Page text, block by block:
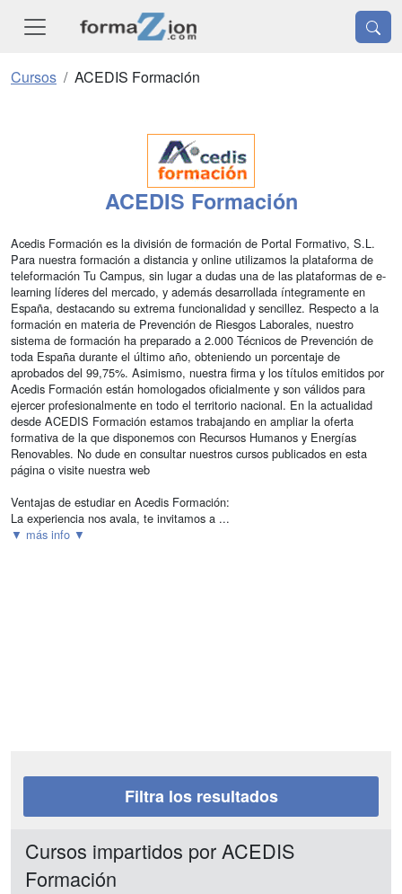
Cursos ACEDIS Formación
ACEDIS Formación
Acedis Formación es la división de formación de Portal Formativo, S.L.
Para nuestra formación a distancia y online utilizamos la plataforma de
teleformación Tu Campus, sin lugar a dudas una de las plataformas de e-
learning líderes del mercado, y además desarrollada íntegramente en
España, destacando su extrema funcionalidad y sencillez. Respecto a la
formación en materia de Prevención de Riesgos Laborales, nuestro
sistema de formación ha preparado a 2.000 Técnicos de Prevención de
toda España durante el último año, obteniendo un porcentaje de
aprobados del 99,75%. Asimismo, nuestra firma y los títulos emitidos por
Acedis Formación están homologados oficialmente y son válidos para
ejercer profesionalmente en todo el territorio nacional. En la actualidad
desde ACEDIS Formación estamos trabajando en ampliar la oferta
formativa de la que disponemos con Recursos Humanos y Energías
Renovables. No dude en consultar nuestros cursos publicados en esta
página o visite nuestra web
Ventajas de estudiar en Acedis Formación:
La experiencia nos avala, te invitamos a ...
▼ más info ▼
Filtra los resultados
Cursos impartidos por ACEDIS
Formación